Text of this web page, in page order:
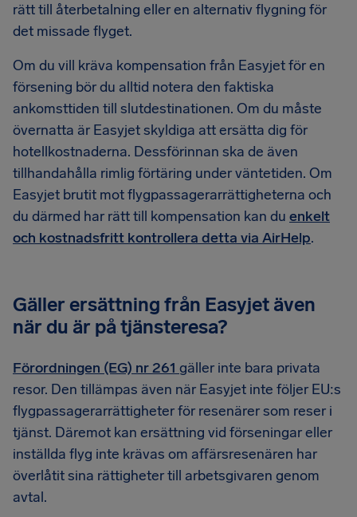
rätt till återbetalning eller en alternativ flygning för
det missade flyget.
Om du vill kräva kompensation från Easyjet för en
försening bör du alltid notera den faktiska
ankomsttiden till slutdestinationen. Om du måste
övernatta är Easyjet skyldiga att ersätta dig för
hotellkostnaderna. Dessförinnan ska de även
tillhandahålla rimlig förtäring under väntetiden. Om
Easyjet brutit mot flygpassagerarrättigheterna och
du därmed har rätt till kompensation kan du enkelt
och kostnadsfritt kontrollera detta via AirHelp.
Gäller ersättning från Easyjet även
när du är på tjänsteresa?
Förordningen (EG) nr 261 gäller inte bara privata
resor. Den tillämpas även när Easyjet inte följer EU:s
flygpassagerarrättigheter för resenärer som reser i
tjänst. Däremot kan ersättning vid förseningar eller
inställda flyg inte krävas om affärsresenären har
överlåtit sina rättigheter till arbetsgivaren genom
avtal.